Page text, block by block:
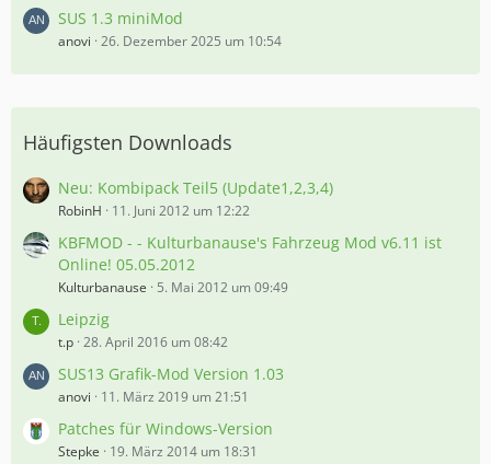
SUS 1.3 miniMod
anovi 26. Dezember 2025 um 10:54
Häufigsten Downloads
Neu: Kombipack Teil5 (Update1,2,3,4)
RobinH 11. Juni 2012 um 12:22
KBFMOD - - Kulturbanause's Fahrzeug Mod v6.11 ist
Online! 05.05.2012
Kulturbanause 5. Mai 2012 um 09:49
Leipzig
t.p 28. April 2016 um 08:42
SUS13 Grafik-Mod Version 1.03
anovi 11. März 2019 um 21:51
Patches für Windows-Version
Stepke 19. März 2014 um 18:31